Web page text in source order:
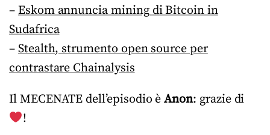
– Eskom annuncia mining di Bitcoin in
Sudafrica
– Stealth, strumento open source per
contrastare Chainalysis
Il MECENATE dell’episodio è Anon: grazie di
!